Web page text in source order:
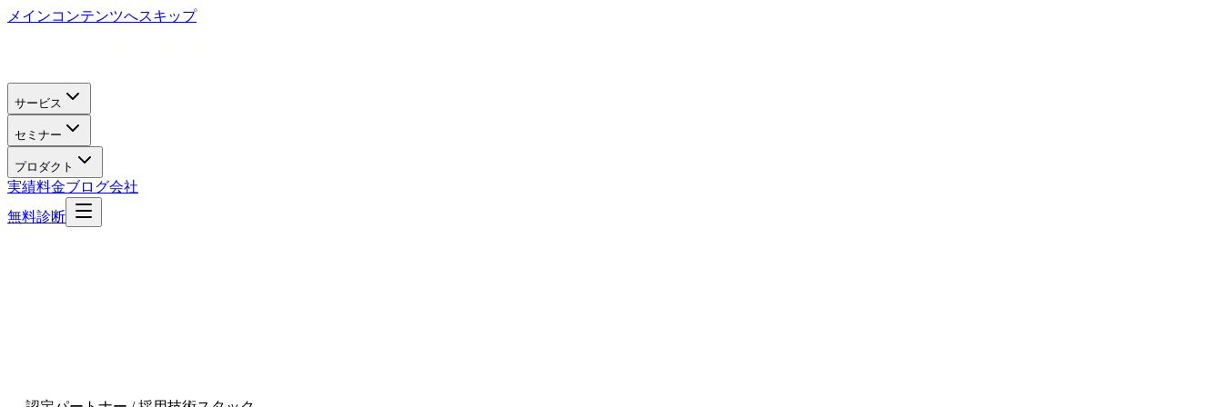
メインコンテンツへスキップ
サービス
セミナー
プロダクト
実績料金ブログ会社
無料診断